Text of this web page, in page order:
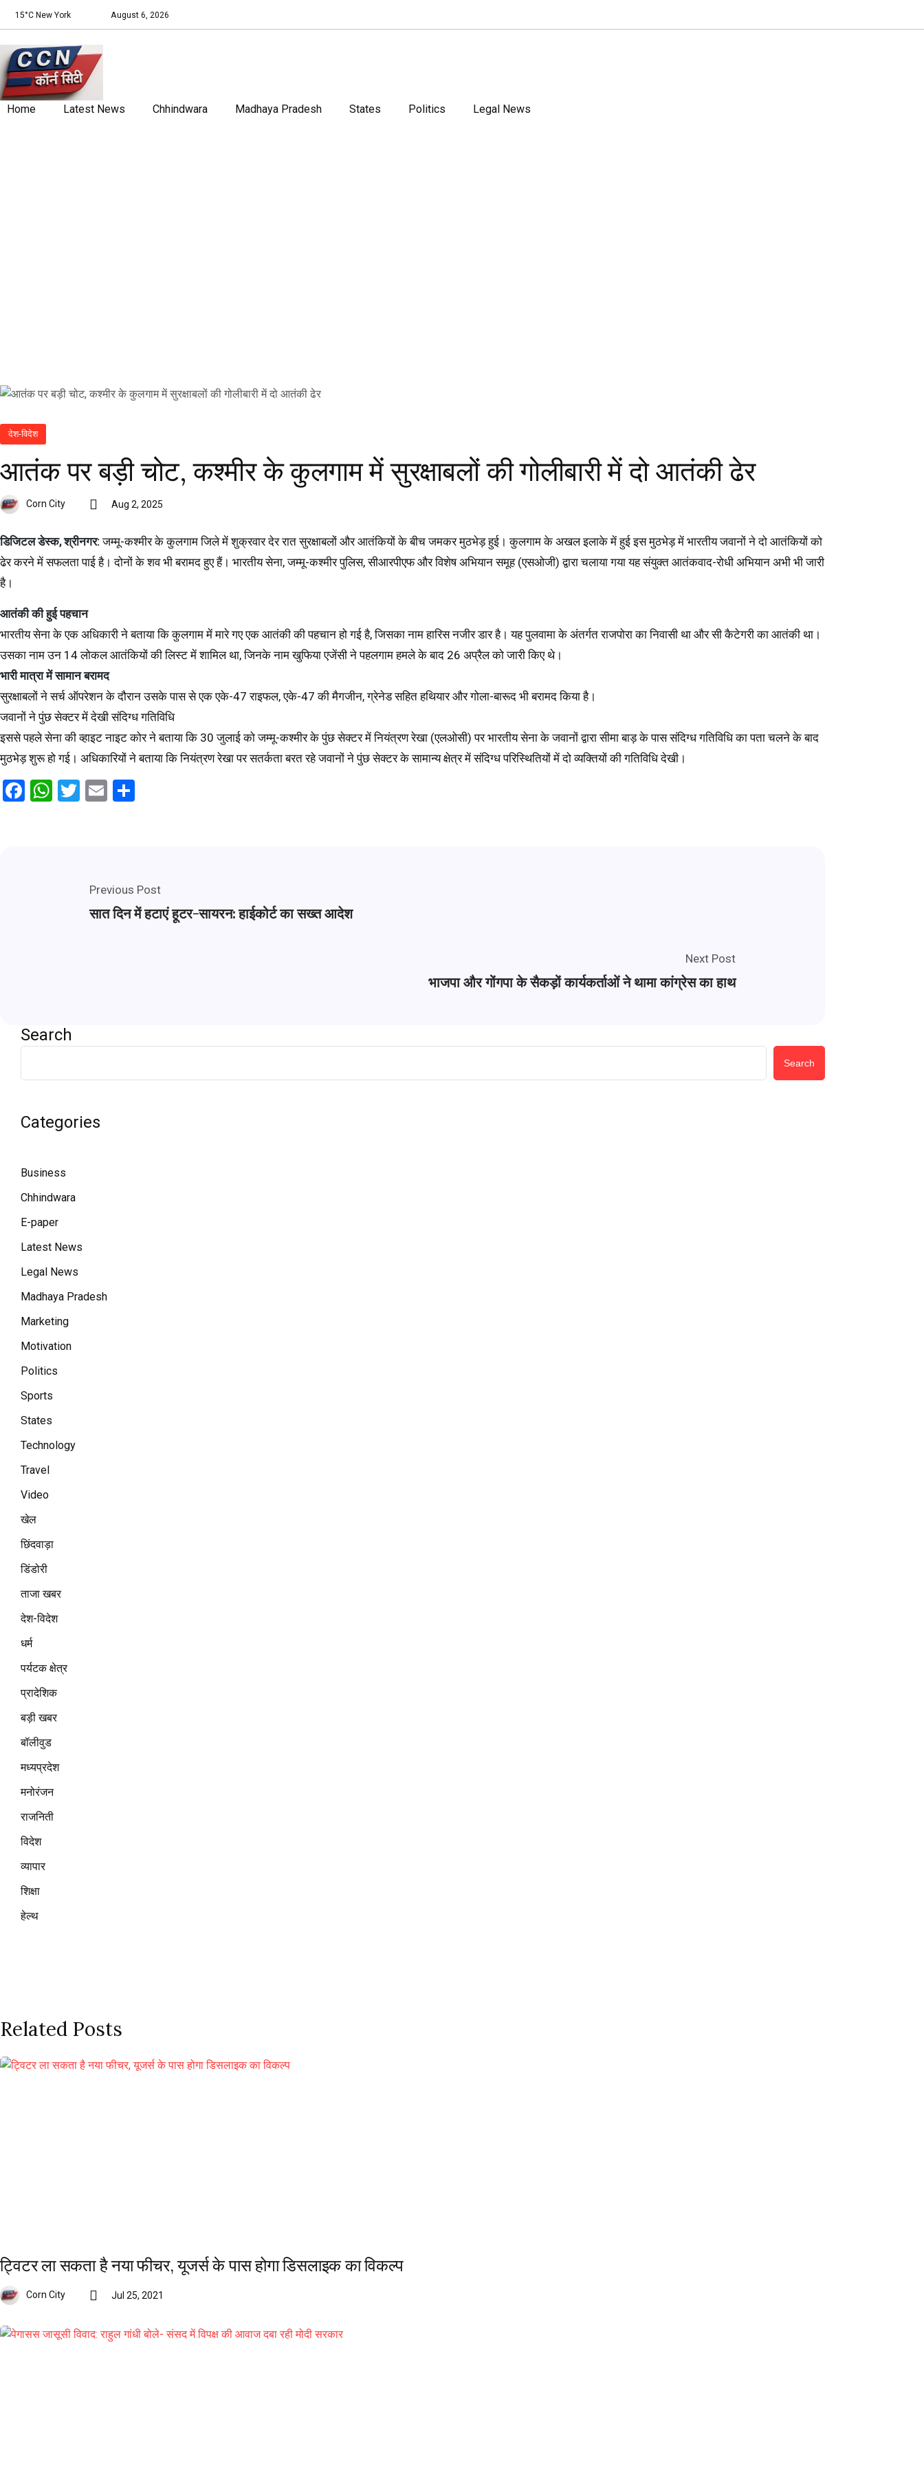
15°C New York August 6, 2026
Home Latest News Chhindwara Madhaya Pradesh States Politics Legal News
देश-विदेश
आतंक पर बड़ी चोट, कश्मीर के कुलगाम में सुरक्षाबलों की गोलीबारी में दो आतंकी ढेर
Corn City Aug 2, 2025
डिजिटल डेस्क, श्रीनगर: जम्मू-कश्मीर के कुलगाम जिले में शुक्रवार देर रात सुरक्षाबलों और आतंकियों के बीच जमकर मुठभेड़ हुई। कुलगाम के अखल इलाके में हुई इस मुठभेड़ में भारतीय जवानों ने दो आतंकियों को
ढेर करने में सफलता पाई है। दोनों के शव भी बरामद हुए हैं। भारतीय सेना, जम्मू-कश्मीर पुलिस, सीआरपीएफ और विशेष अभियान समूह (एसओजी) द्वारा चलाया गया यह संयुक्त आतंकवाद-रोधी अभियान अभी भी जारी
है।
आतंकी की हुई पहचान
भारतीय सेना के एक अधिकारी ने बताया कि कुलगाम में मारे गए एक आतंकी की पहचान हो गई है, जिसका नाम हारिस नजीर डार है। यह पुलवामा के अंतर्गत राजपोरा का निवासी था और सी कैटेगरी का आतंकी था।
उसका नाम उन 14 लोकल आतंकियों की लिस्ट में शामिल था, जिनके नाम खुफिया एजेंसी ने पहलगाम हमले के बाद 26 अप्रैल को जारी किए थे।
भारी मात्रा में सामान बरामद
सुरक्षाबलों ने सर्च ऑपरेशन के दौरान उसके पास से एक एके-47 राइफल, एके-47 की मैगजीन, ग्रेनेड सहित हथियार और गोला-बारूद भी बरामद किया है।
जवानों ने पुंछ सेक्टर में देखी संदिग्ध गतिविधि
इससे पहले सेना की व्हाइट नाइट कोर ने बताया कि 30 जुलाई को जम्मू-कश्मीर के पुंछ सेक्टर में नियंत्रण रेखा (एलओसी) पर भारतीय सेना के जवानों द्वारा सीमा बाड़ के पास संदिग्ध गतिविधि का पता चलने के बाद
मुठभेड़ शुरू हो गई। अधिकारियों ने बताया कि नियंत्रण रेखा पर सतर्कता बरत रहे जवानों ने पुंछ सेक्टर के सामान्य क्षेत्र में संदिग्ध परिस्थितियों में दो व्यक्तियों की गतिविधि देखी।
Facebook
WhatsApp
TwitterEmail
Previous Post
सात दिन में हटाएं हूटर-सायरन: हाईकोर्ट का सख्त आदेश
Next Post
भाजपा और गोंगपा के सैकड़ों कार्यकर्ताओं ने थामा कांग्रेस का हाथ
Search
Search
Categories
Business
Chhindwara
E-paper
Latest News
Legal News
Madhaya Pradesh
Marketing
Motivation
Politics
Sports
States
Technology
Travel
Video
खेल
छिंदवाड़ा
डिंडोरी
ताजा खबर
देश-विदेश
धर्म
पर्यटक क्षेत्र
प्रादेशिक
बड़ी खबर
बॉलीवुड
मध्यप्रदेश
मनोरंजन
राजनिती
विदेश
व्यापार
शिक्षा
हेल्थ
Related Posts
ट्विटर ला सकता है नया फीचर, यूजर्स के पास होगा डिसलाइक का विकल्प
Corn City Jul 25, 2021